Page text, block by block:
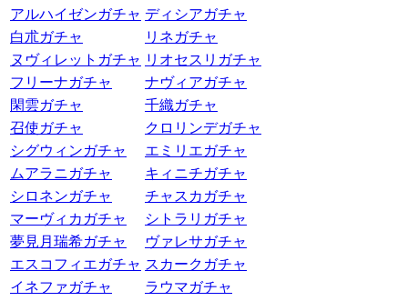
アルハイゼンガチャ ディシアガチャ
白朮ガチャ
リネガチャ
ヌヴィレットガチャ リオセスリガチャ
フリーナガチャ
ナヴィアガチャ
閑雲ガチャ
千織ガチャ
召使ガチャ
クロリンデガチャ
シグウィンガチャ
エミリエガチャ
ムアラニガチャ
キィニチガチャ
シロネンガチャ
チャスカガチャ
マーヴィカガチャ
シトラリガチャ
夢見月瑞希ガチャ
ヴァレサガチャ
エスコフィエガチャ スカークガチャ
イネファガチャ
ラウマガチャ